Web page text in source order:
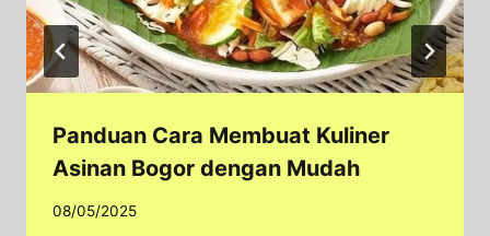
Panduan Cara Membuat Kuliner
Asinan Bogor dengan Mudah
08/05/2025